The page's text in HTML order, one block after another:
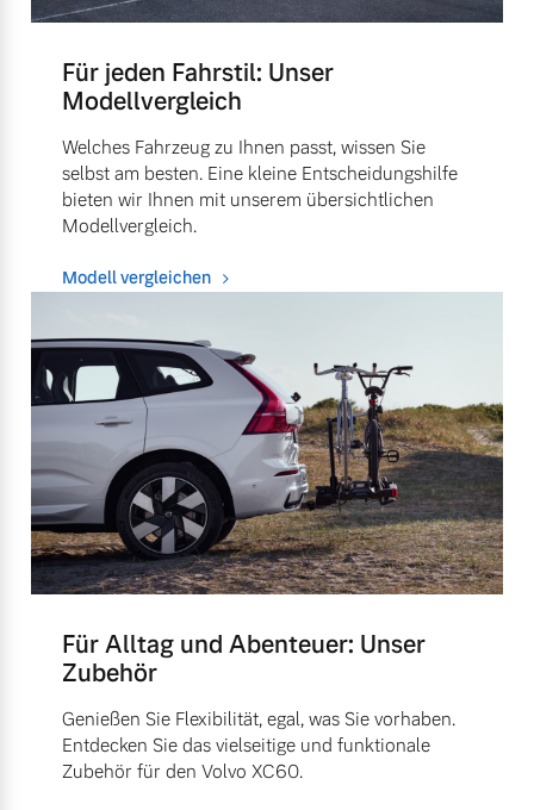
Für jeden Fahrstil: Unser
Modellvergleich
Welches Fahrzeug zu Ihnen passt, wissen Sie
selbst am besten. Eine kleine Entscheidungshilfe
bieten wir Ihnen mit unserem übersichtlichen
Modellvergleich.
Modell vergleichen
Für Alltag und Abenteuer: Unser
Zubehör
Genießen Sie Flexibilität, egal, was Sie vorhaben.
Entdecken Sie das vielseitige und funktionale
Zubehör für den Volvo XC60.